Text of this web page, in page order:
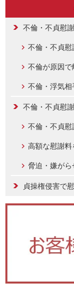
不倫・不貞慰
不倫・不貞
不倫が原因
不倫・浮気
不倫・不貞慰
不倫・不貞
高額な慰謝
脅迫・嫌が
貞操権侵害で